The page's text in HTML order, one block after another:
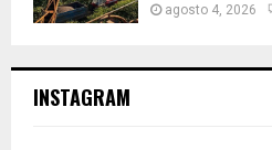
agosto 4, 2026
INSTAGRAM